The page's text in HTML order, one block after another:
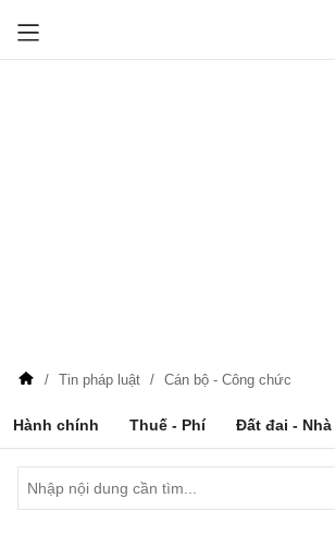
Tin pháp luật Cán bộ - Công chức
Hành chính Thuế - Phí Đất đai -